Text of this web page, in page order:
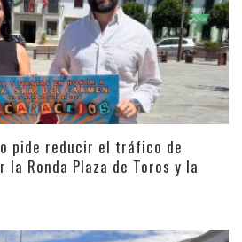
pide reducir el tráfico de
la Ronda Plaza de Toros y la